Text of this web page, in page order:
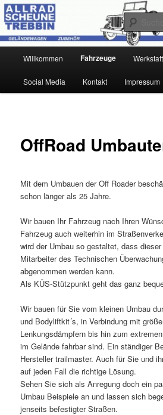
Zum
primären
Inhalt
springenAllradscheune
Ihr Offroad-Partner in Trebbin
Willkommen Fahrzeuge Werkstatt
Social Media Kontakt Impressum
OffRoad
Mit dem Umbauen der Off Roader
schon länger als 25 Jahre.
Wir bauen Ihr Fahrzeug nach Ihren
Fahrzeug auch weiterhin im
wird der Umbau so gestaltet, dass
Mitarbeiter des Technischen
abgenommen werden kann.
Als KÜS-Stützpunkt geht das ganz
Wir bauen für Sie vom kleinen Umbau
und Bodyliftkit´s, in Verbindung mit
Lenkungsdämpfern bis hin zum
im Gelände fahrbar sind. Ein ständiger
Hersteller trailmaster. Auch für Sie und
auf jeden Fall die richtige Lösung.
Sehen Sie sich als Anregung doch ein
Umbau Beispiele an und lassen sich
jenseits befestigter Straßen.